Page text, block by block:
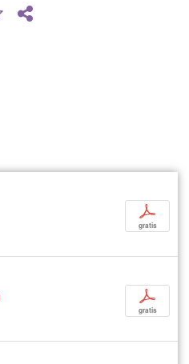
p
gratis
p
gratis